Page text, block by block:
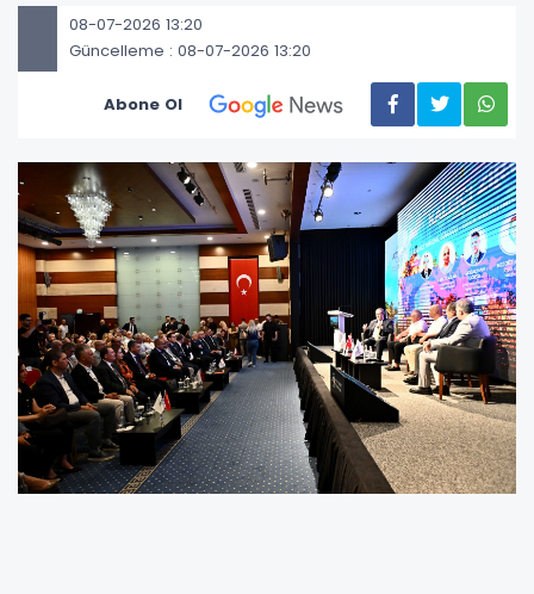
08-07-2026 13:20
Güncelleme : 08-07-2026 13:20
Abone Ol